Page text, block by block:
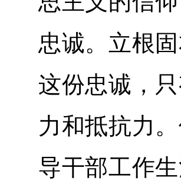
忠诚。立根
这份忠诚，
力和抵抗力
导干部工作